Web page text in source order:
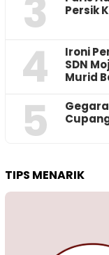
3
Persik
4
Ironi
SDN
Murid
5
TIPS MENARIK